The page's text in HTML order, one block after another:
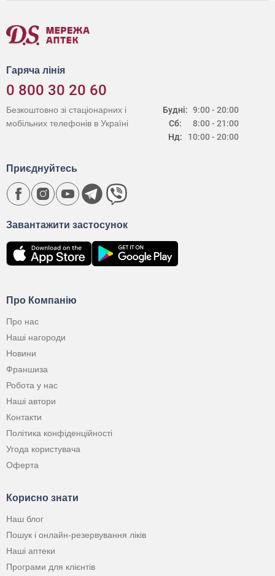
Гаряча лінія
0 800 30 20 60
Будні:
Сб:
Нд:
9:00 - 20:00
8:00 - 21:00
10:00 - 20:00
Безкоштовно зі стаціонарних і
мобільних телефонів в Україні
Про Компанію
Про нас
Наші нагороди
Новини
Франшиза
Робота у нас
Наші автори
Контакти
Політика конфіденційності
Угода користувача
Оферта
Корисно знати
Наш блог
Пошук і онлайн-резервування ліків
Наші аптеки
Програми для клієнтів
Завантажити застосунок
Приєднуйтесь